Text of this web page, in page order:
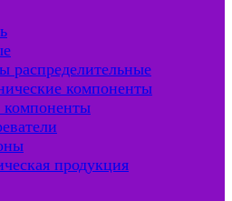
компоненты
компоненты
продукция